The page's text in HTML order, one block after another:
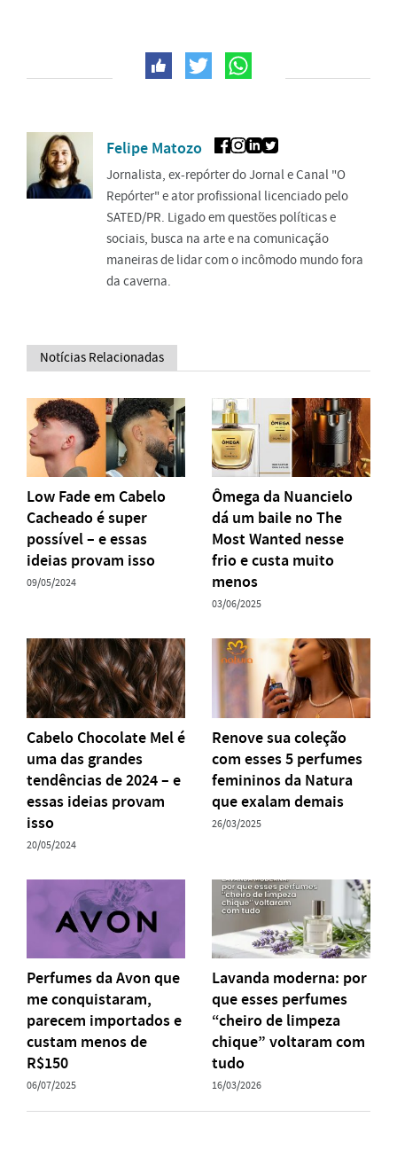
Felipe Matozo
Jornalista, ex-repórter do Jornal e Canal "O
Repórter" e ator profissional licenciado pelo
SATED/PR. Ligado em questões políticas e
sociais, busca na arte e na comunicação
maneiras de lidar com o incômodo mundo fora
da caverna.
Notícias Relacionadas
Low Fade em Cabelo
Cacheado é super
possível – e essas
ideias provam isso
09/05/2024
Ômega da Nuancielo
dá um baile no The
Most Wanted nesse
frio e custa muito
menos
03/06/2025
Cabelo Chocolate Mel é
uma das grandes
tendências de 2024 – e
essas ideias provam
isso
20/05/2024
Renove sua coleção
com esses 5 perfumes
femininos da Natura
que exalam demais
26/03/2025
Perfumes da Avon que
me conquistaram,
parecem importados e
custam menos de
R$150
06/07/2025
Lavanda moderna: por
que esses perfumes
“cheiro de limpeza
chique” voltaram com
tudo
16/03/2026